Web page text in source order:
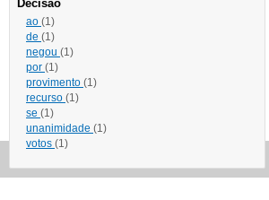
Decisão
ao (1)
de (1)
negou (1)
por (1)
provimento (1)
recurso (1)
se (1)
unanimidade (1)
votos (1)